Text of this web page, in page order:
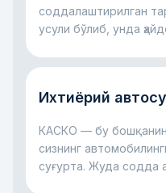
соддалаштирилган
усули бўлиб, унда
Ихтиёрий
КАСКО — бу
сизнинг
суғурта. Жуда содда